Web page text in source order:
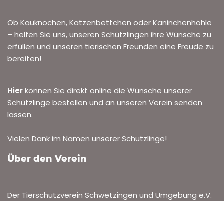
Ob Kauknochen, Katzenbettchen oder Kaninchenhöhle
– helfen Sie uns, unseren Schützlingen ihre Wünsche zu
erfüllen und unseren tierischen Freunden eine Freude zu
bereiten!
Hierkönnen Sie direkt online die Wünsche unserer
Schützlinge bestellen und an unseren Verein senden
lassen.
Vielen Dank im Namen unserer Schützlinge!
Über den Verein
Der Tierschutzverein Schwetzingen und Umgebung e.V.